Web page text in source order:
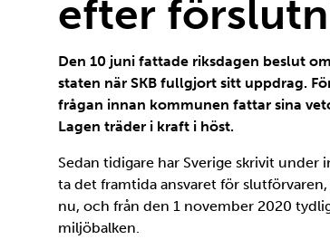
efter
Den 10 juni fattade riksdagen beslut
staten när SKB fullgjort sitt uppdrag.
frågan innan kommunen fattar sina
Lagen träder i kraft i höst.
Sedan tidigare har Sverige skrivit
ta det framtida ansvaret för
nu, och från den 1 november 2020
miljöbalken.